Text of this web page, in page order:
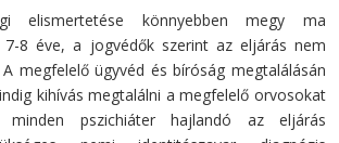
könnyebben megy ma
7-8 éve, a jogvédők szerint az eljárás nem
megfelelő ügyvéd és bíróság megtalálásán
kihívás megtalálni a megfelelő orvosokat
pszichiáter hajlandó az eljárás